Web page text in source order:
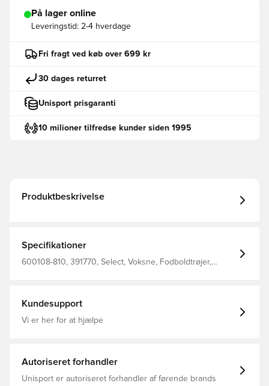
På lager online
Leveringstid: 2-4 hverdage
Fri fragt ved køb over 699 kr
30 dages returret
Unisport prisgaranti
10 milioner tilfredse kunder siden 1995
Produktbeskrivelse
Specifikationer
600108-810, 391770, Select, Voksne, Fodboldtrøjer,
Kundesupport
Vi er her for at hjælpe
Autoriseret forhandler
Unisport er autoriseret forhandler af førende brands